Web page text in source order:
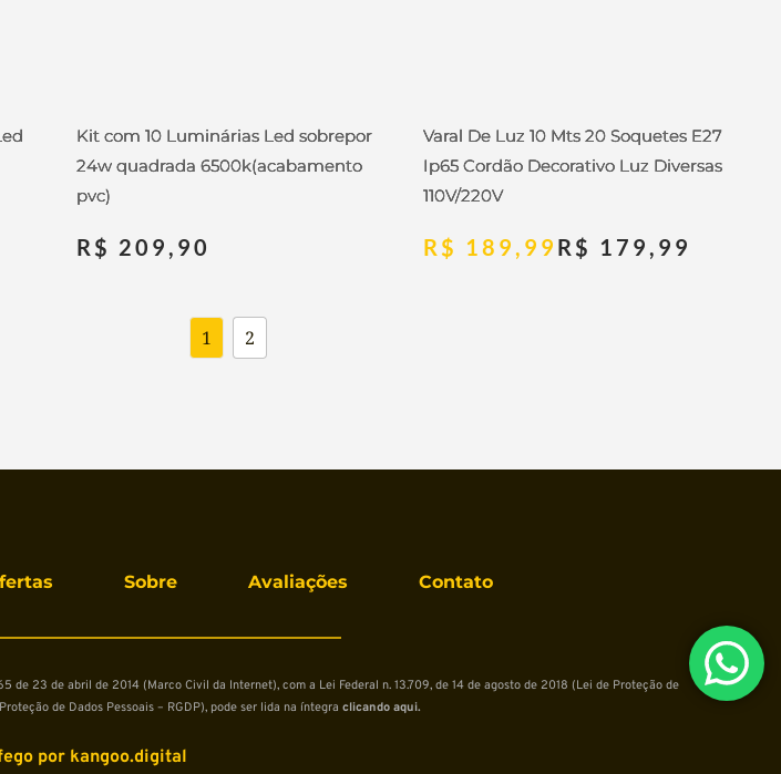
Kit com 10 Luminárias Led sobrepor
24w quadrada 6500k(acabamento
pvc)
R$ 209,90
Varal De Luz 10 Mts 20 Soquetes E27
Ip65 Cordão Decorativo Luz Diversas
110V/220V
R$ 189,99 R$ 179,99
1 2
Sobre Avaliações Contato
de 23 de abril de 2014 (Marco Civil da Internet), com a Lei Federal n. 13.709, de 14 de agosto de 2018 (Lei de Proteção de
de Dados Pessoais – RGDP), pode ser lida na íntegra clicando aqui.
por kangoo.digital